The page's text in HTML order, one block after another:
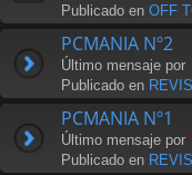
Publicado en OFF
PCMANIA Nº2
Último mensaje por
Publicado en
PCMANIA Nº1
Último mensaje por
Publicado en